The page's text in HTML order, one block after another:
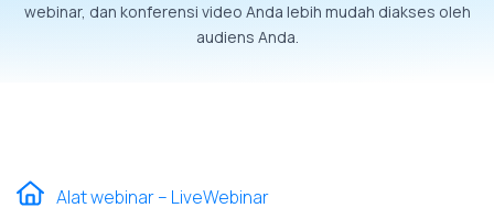
webinar, dan konferensi video Anda lebih mudah diakses oleh
audiens Anda.
Alat webinar – LiveWebinar